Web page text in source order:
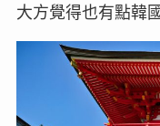
大方覺得也有點韓